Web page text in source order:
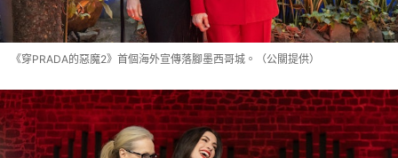
《穿PRADA的惡魔2》首個海外宣傳落腳墨西哥城。（公關提供）